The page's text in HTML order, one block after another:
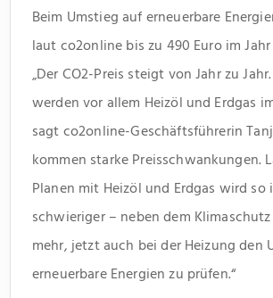
Beim Umstieg auf erneuerbare
laut co2online bis zu 490 Euro im
„Der CO2-Preis steigt von Jahr zu
werden vor allem Heizöl und Erdgas
sagt co2online-Geschäftsführerin
kommen starke Preisschwankungen.
Planen mit Heizöl und Erdgas wird so
schwieriger – neben dem
mehr, jetzt auch bei der Heizung den
erneuerbare Energien zu prüfen.“